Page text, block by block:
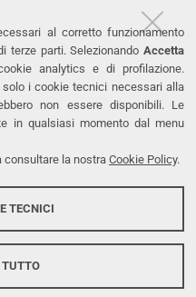
al corretto funzionamento
terze parti. Selezionando Accetta
analytics e di profilazione.
i cookie tecnici necessari alla
non essere disponibili. Le
in qualsiasi momento dal menu
consultare la nostra Cookie Policy.
TECNICI